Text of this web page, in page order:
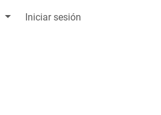
Iniciar sesión